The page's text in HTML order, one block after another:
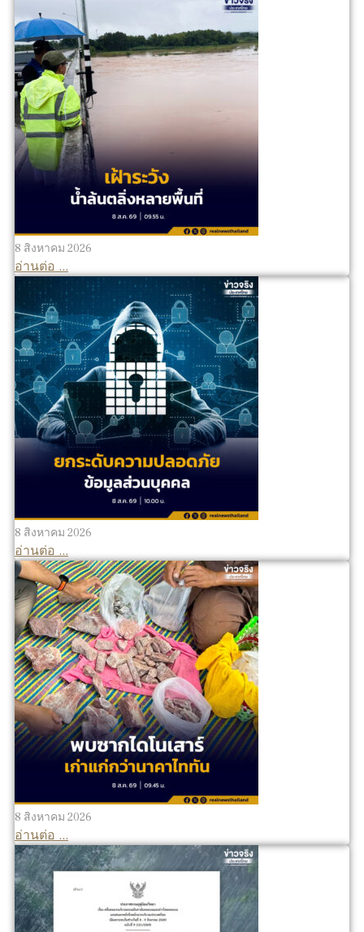
8 สิงหาคม 2026
อ่านต่อ ...
8 สิงหาคม 2026
อ่านต่อ ...
8 สิงหาคม 2026
อ่านต่อ ...